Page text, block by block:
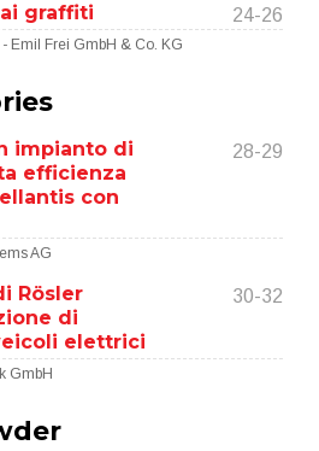
graffiti 24-26
Emil Frei GmbH & Co. KG
impianto di
efficienza
con
28-29
AG
Rösler
di
elettrici
30-32
GmbH